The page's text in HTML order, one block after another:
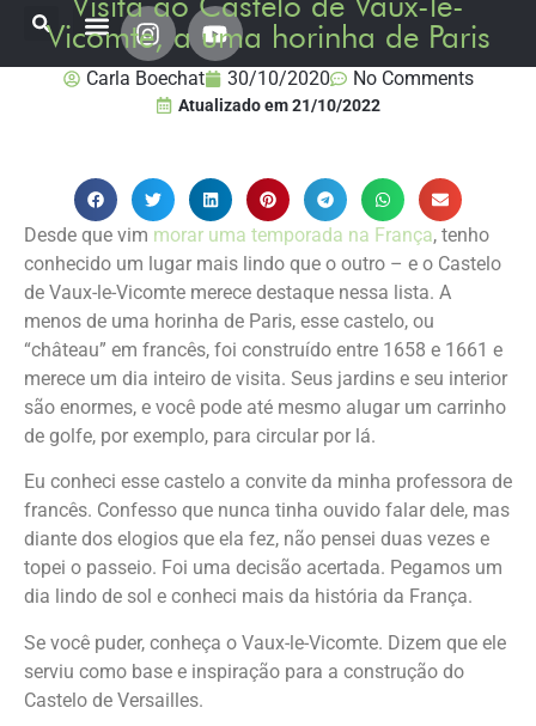
Vicomte, a uma horinha de Paris
Carla Boechat 30/10/2020 No Comments
Atualizado em21/10/2022
Desde que vim morar uma temporada na França, tenho
conhecido um lugar mais lindo que o outro – e o Castelo
de Vaux-le-Vicomte merece destaque nessa lista. A
menos de uma horinha de Paris, esse castelo, ou
“château” em francês, foi construído entre 1658 e 1661 e
merece um dia inteiro de visita. Seus jardins e seu interior
são enormes, e você pode até mesmo alugar um carrinho
de golfe, por exemplo, para circular por lá.
Eu conheci esse castelo a convite da minha professora de
francês. Confesso que nunca tinha ouvido falar dele, mas
diante dos elogios que ela fez, não pensei duas vezes e
topei o passeio. Foi uma decisão acertada. Pegamos um
dia lindo de sol e conheci mais da história da França.
Se você puder, conheça o Vaux-le-Vicomte. Dizem que ele
serviu como base e inspiração para a construção do
Castelo de Versailles.